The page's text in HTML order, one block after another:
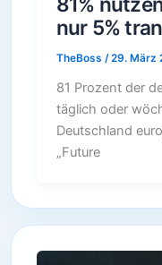
nur 5%
TheBoss /29. März
81 Prozent der
täglich oder
Deutschland
„Future